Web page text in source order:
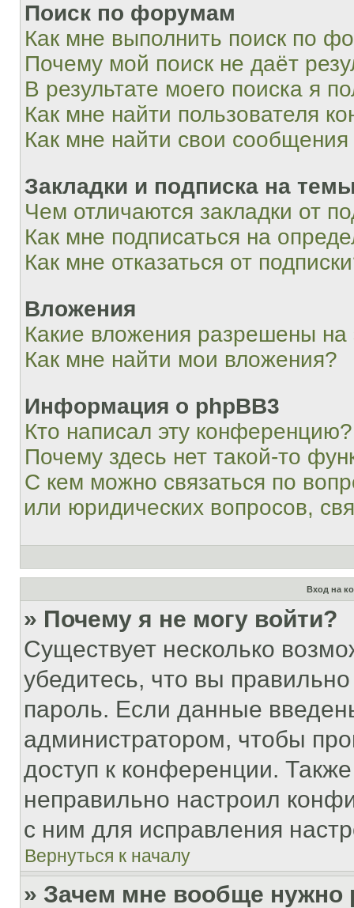
Поиск по форумам
Как мне выполнить поиск по
Почему мой поиск не даёт
В результате моего поиска я
Как мне найти пользователя
Как мне найти свои
Закладки и подписка на
Чем отличаются закладки от
Как мне подписаться на
Как мне отказаться от
Вложения
Какие вложения разрешены
Как мне найти мои вложения?
Информация о phpBB3
Кто написал эту конференцию?
Почему здесь нет такой-то
С кем можно связаться по
или юридических вопросов,
Вход на
» Почему я не могу войти?
Существует несколько
убедитесь, что вы
пароль. Если данные
администратором, чтобы
доступ к конференции.
неправильно настроил
с ним для исправления
Вернуться к началу
» Зачем мне вообще нужно